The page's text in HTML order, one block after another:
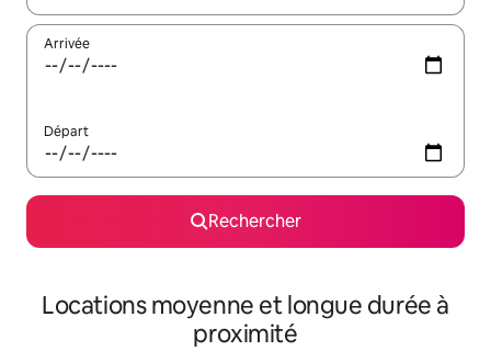
Arrivée
Départ
Rechercher
Locations moyenne et longue durée à
proximité